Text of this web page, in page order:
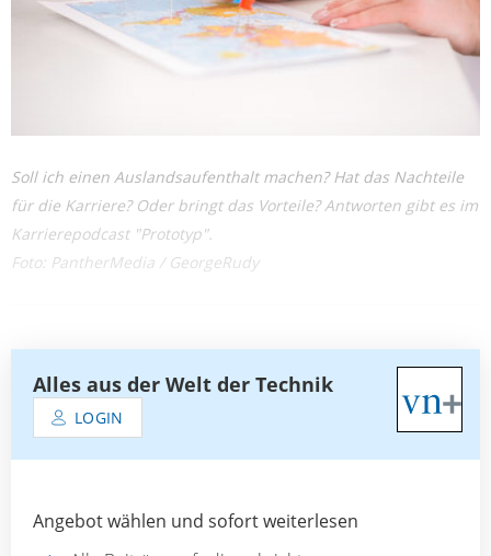
Soll ich einen Auslandsaufenthalt machen? Hat das Nachteile
für die Karriere? Oder bringt das Vorteile? Antworten gibt es im
Karrierepodcast "Prototyp".
Foto: PantherMedia / GeorgeRudy
Alles aus der Welt der Technik
LOGIN
Angebot wählen und sofort weiterlesen